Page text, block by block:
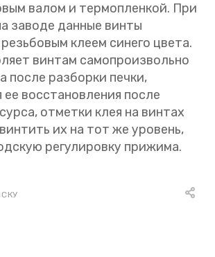
валом и термопленкой. При
заводе данные винты
клеем синего цвета.
винтам самопроизвольно
после разборки печки,
восстановления после
отметки клея на винтах
их на тот же уровень,
регулировку прижима.